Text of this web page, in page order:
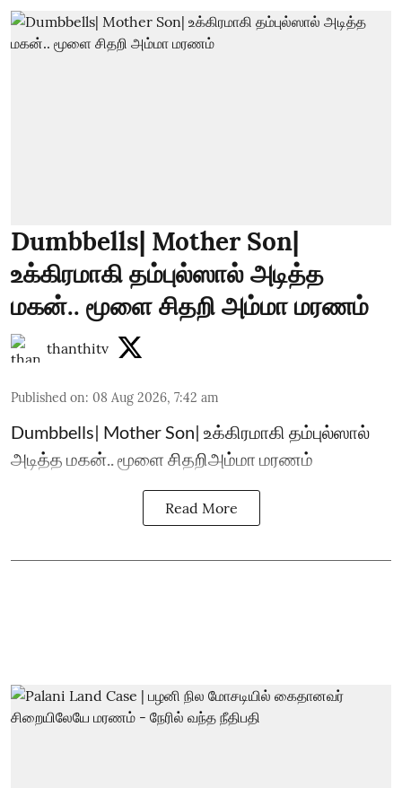
Dumbbells| Mother Son|
உக்கிரமாகி தம்புல்ஸால் அடித்த
மகன்.. மூளை சிதறி அம்மா மரணம்
thanthitv
Published on: 08 Aug 2026, 7:42 am
Dumbbells| Mother Son| உக்கிரமாகி தம்புல்ஸால்
அடித்த மகன்.. மூளை சிதறிஅம்மா மரணம்
Read More